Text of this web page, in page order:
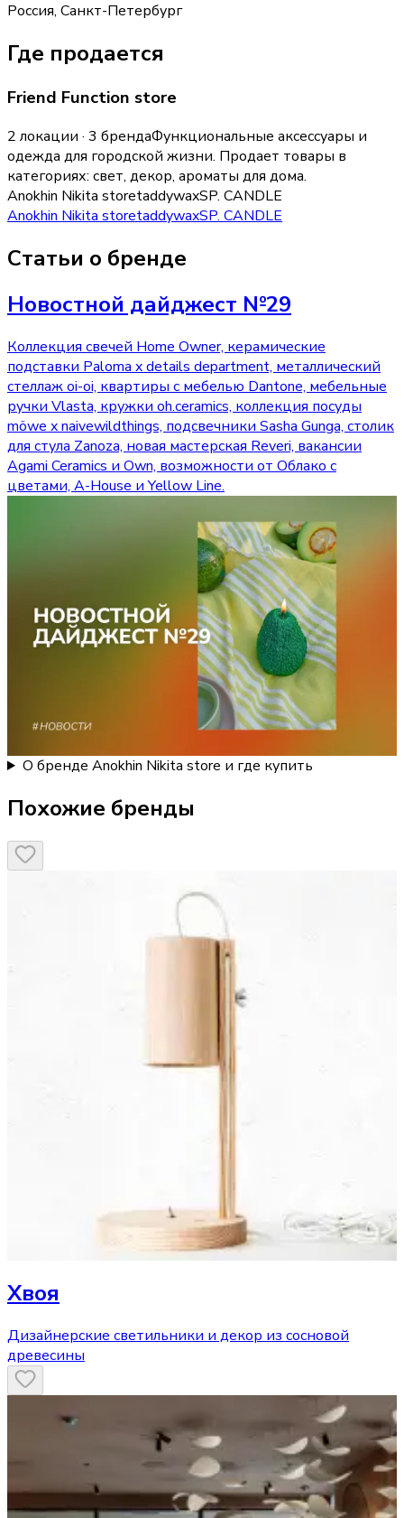
Россия, Санкт-Петербург
Где продается
Friend Function store
2 локации · 3 брендаФункциональные аксессуары и
одежда для городской жизни. Продает товары в
категориях: свет, декор, ароматы для дома.
Anokhin Nikita storetaddywaxSP. CANDLE
Anokhin Nikita storetaddywaxSP. CANDLE
Статьи о бренде
Новостной дайджест №29
Коллекция свечей Home Owner, керамические
подставки Paloma x details department, металлический
стеллаж oi-oi, квартиры с мебелью Dantone, мебельные
ручки Vlasta, кружки oh.ceramics, коллекция посуды
möwe x naivewildthings, подсвечники Sasha Gunga, столик
для стула Zanoza, новая мастерская Reveri, вакансии
Agami Ceramics и Own, возможности от Облако с
цветами, A-House и Yellow Line.
О бренде Anokhin Nikita store и где купить
Похожие бренды
Хвоя
Дизайнерские светильники и декор из сосновой
древесины